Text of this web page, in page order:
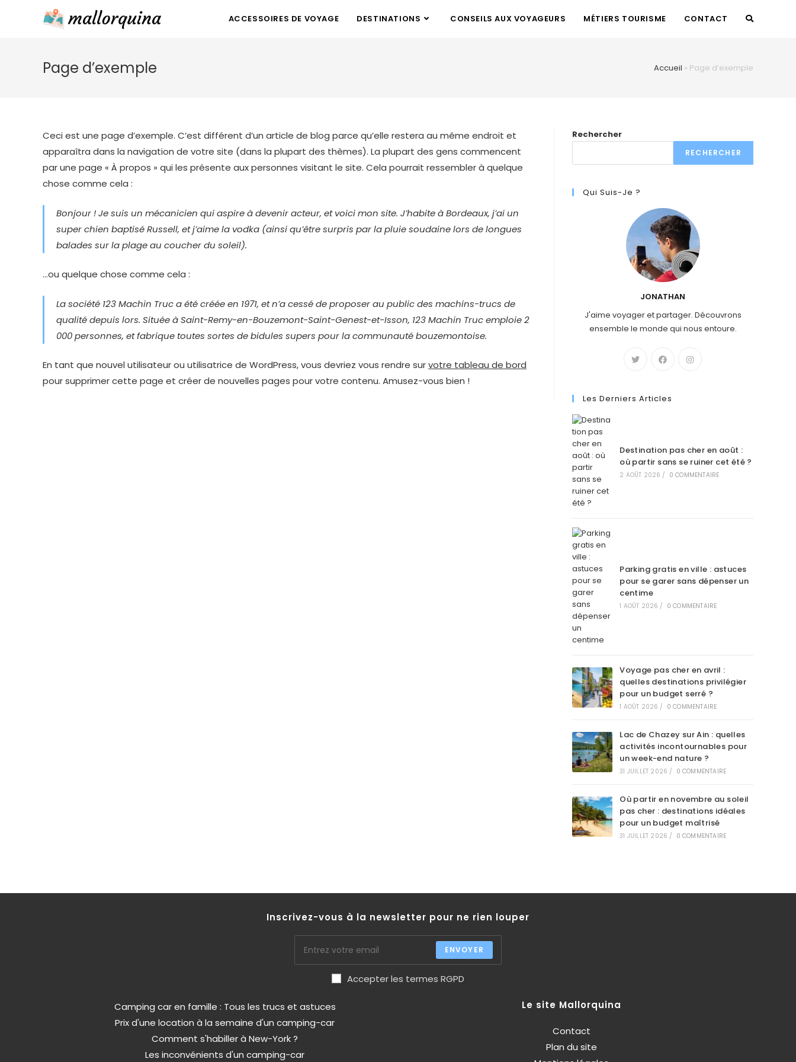
ACCESSOIRES DE VOYAGE DESTINATIONS CONSEILS AUX VOYAGEURS MÉTIERS TOURISME CONTACT TOGGLE
Page d’exemple Accueil » Page d’exemple
Ceci est une page d’exemple. C’est différent d’un article de blog parce qu’elle restera au même endroit et
apparaîtra dans la navigation de votre site (dans la plupart des thèmes). La plupart des gens commencent
par une page « À propos » qui les présente aux personnes visitant le site. Cela pourrait ressembler à quelque
chose comme cela :
Bonjour ! Je suis un mécanicien qui aspire à devenir acteur, et voici mon site. J’habite à Bordeaux, j’ai un
super chien baptisé Russell, et j’aime la vodka (ainsi qu’être surpris par la pluie soudaine lors de longues
balades sur la plage au coucher du soleil).
…ou quelque chose comme cela :
La société 123 Machin Truc a été créée en 1971, et n’a cessé de proposer au public des machins-trucs de
qualité depuis lors. Située à Saint-Remy-en-Bouzemont-Saint-Genest-et-Isson, 123 Machin Truc emploie 2
000 personnes, et fabrique toutes sortes de bidules supers pour la communauté bouzemontoise.
En tant que nouvel utilisateur ou utilisatrice de WordPress, vous devriez vous rendre survotre tableau de bord
pour supprimer cette page et créer de nouvelles pages pour votre contenu. Amusez-vous bien !
Rechercher
RECHERCHER
Qui Suis-Je ?
JONATHAN
J'aime voyager et partager. Découvrons
ensemble le monde qui nous entoure.
Les Derniers Articles
Destination pas cher en août :
où partir sans se ruiner cet été ?
2 AOÛT 2026 / 0 COMMENTAIRE
Parking gratis en ville : astuces
pour se garer sans dépenser un
centime
1 AOÛT 2026 / 0 COMMENTAIRE
Voyage pas cher en avril :
quelles destinations privilégier
pour un budget serré ?
1 AOÛT 2026 / 0 COMMENTAIRE
Lac de Chazey sur Ain : quelles
activités incontournables pour
un week-end nature ?
31 JUILLET 2026 / 0 COMMENTAIRE
Où partir en novembre au soleil
pas cher : destinations idéales
pour un budget maîtrisé
31 JUILLET 2026 / 0 COMMENTAIRE
Inscrivez-vous à la newsletter pour ne rien louper
ENVOYER
Accepter les termes RGPD
Camping car en famille : Tous les trucs et astuces
Prix d'une location à la semaine d'un camping-car
Comment s'habiller à New-York ?
Les inconvénients d'un camping-car
Le site Mallorquina
Contact
Plan du site